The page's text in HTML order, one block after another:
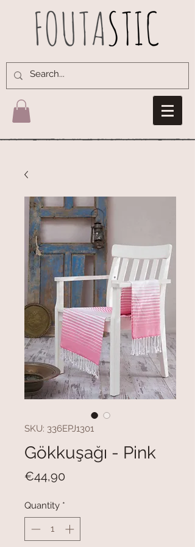
SKU: 336EPJ1301
Gökkuşağı - Pink
€44,90
Quantity *